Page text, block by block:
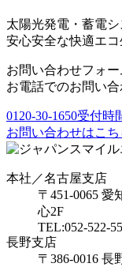
太陽光発電・蓄電シ
安心安全な快適エ
お問い合わせフォー
お電話でのお問い
0120-30-1650受付時
お問い合わせはこち
本社／名古屋支店
〒451-0065
心2F
TEL:052-522-
長野支店
〒386-0016 長